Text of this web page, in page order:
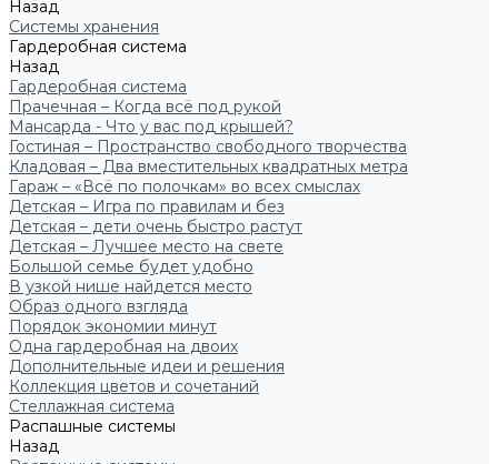
Назад
Системы хранения
Гардеробная система
Назад
Гардеробная система
Прачечная – Когда всё под рукой
Мансарда - Что у вас под крышей?
Гостиная – Пространство свободного творчества
Кладовая – Два вместительных квадратных метра
Гараж – «Всё по полочкам» во всех смыслах
Детская – Игра по правилам и без
Детская – дети очень быстро растут
Детская – Лучшее место на свете
Большой семье будет удобно
В узкой нише найдется место
Образ одного взгляда
Порядок экономии минут
Одна гардеробная на двоих
Дополнительные идеи и решения
Коллекция цветов и сочетаний
Стеллажная система
Распашные системы
Назад